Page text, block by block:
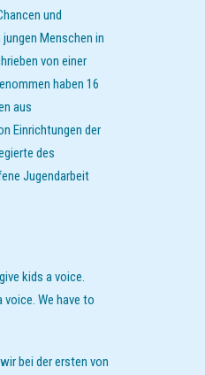
und
Menschen in
von einer
haben 16
aus
Einrichtungen der
des
Jugendarbeit
kids a voice.
voice. We have to
bei der ersten von